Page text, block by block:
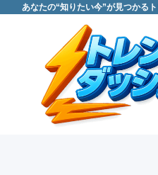
あなたの“知りたい今”が見つかる